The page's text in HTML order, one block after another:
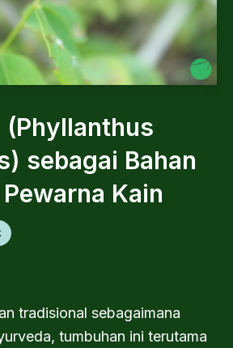
(Phyllanthus
sebagai Bahan
Kain
tradisional sebagaimana
tumbuhan ini terutama